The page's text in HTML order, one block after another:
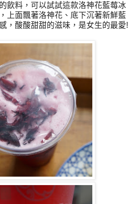
飲料，可以試試這款洛神花藍莓冰
上面飄著洛神花、底下沉著新鮮藍
，酸酸甜甜的滋味，是女生的最愛!